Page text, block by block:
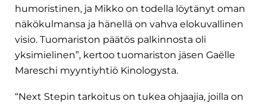
humoristinen, ja Mikko on todella löytänyt oman
näkökulmansa ja hänellä on vahva elokuvallinen
visio. Tuomariston päätös palkinnosta oli
yksimielinen”, kertoo tuomariston jäsen Gaëlle
Mareschi myyntiyhtiö Kinologysta.
“Next Stepin tarkoitus on tukea ohjaajia, joilla on